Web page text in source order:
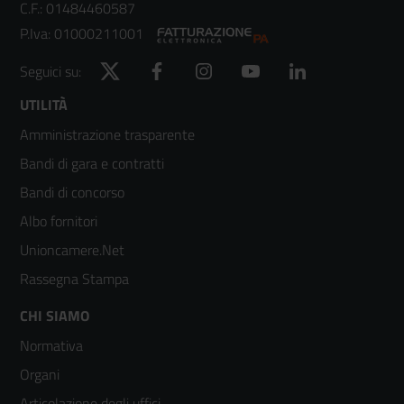
C.F.: 01484460587
P.Iva: 01000211001
Seguici su:
Twitter Facebook Instagram YouTube
Footer
menù
colonna
2
UTILITÀ
Amministrazione trasparente
Bandi di gara e contratti
Bandi di concorso
Albo fornitori
Unioncamere.Net
Rassegna Stampa
Footer
menù
CHI SIAMO
Normativa
Organi